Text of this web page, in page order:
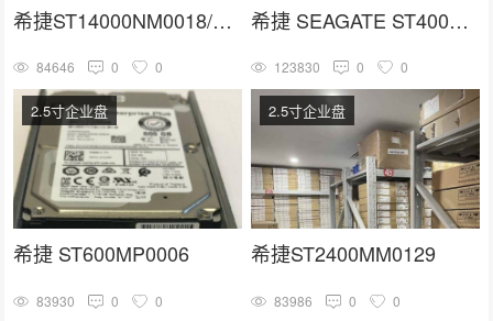
希捷ST14000NM0018/ST14000NM001G 3.5寸SATA 14TB硬盘
84646 0 0
希捷 SEAGATE ST4000VN006
123830 0 0
希捷 ST600MP0006
2.5寸企业盘
83930 0 0
希捷ST2400MM0129
2.5寸企业盘
83986 0 0